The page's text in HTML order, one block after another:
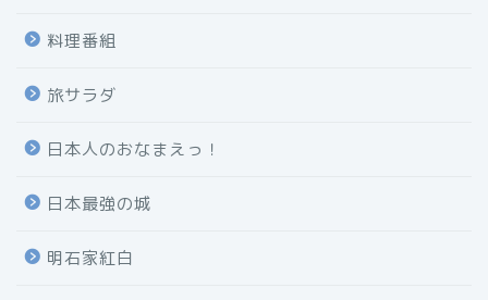
料理番組
旅サラダ
日本人のおなまえっ！
日本最強の城
明石家紅白